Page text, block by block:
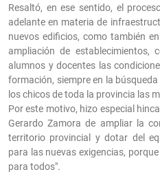
Resaltó, en ese sentido, el
adelante en materia de
nuevos edificios, como también
ampliación de
alumnos y docentes las
formación, siempre en la
los chicos de toda la provincia las
Por este motivo, hizo especial
Gerardo Zamora de ampliar la
territorio provincial y dotar del
para las nuevas exigencias,
para todos".